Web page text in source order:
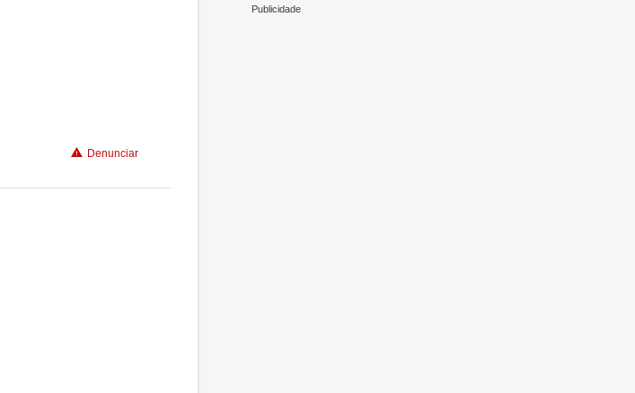
Denunciar